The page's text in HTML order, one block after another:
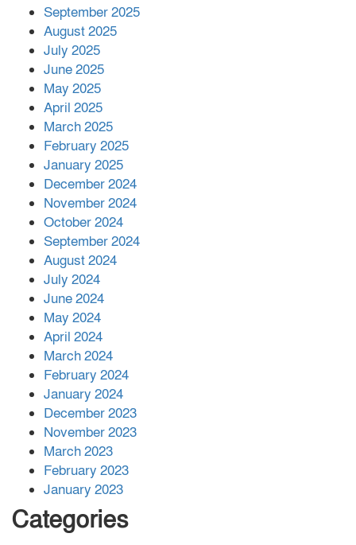
পর ফোন তারেক রহমানের,গ্যাস সঙ্কট
সহায়তা দিলেন সাচিং প্রু জেরী
September 2025
August 2025
July 2025
June 2025
May 2025
April 2025
March 2025
February 2025
January 2025
December 2024
November 2024
October 2024
September 2024
August 2024
July 2024
June 2024
May 2024
April 2024
March 2024
February 2024
January 2024
December 2023
November 2023
March 2023
February 2023
January 2023
Categories